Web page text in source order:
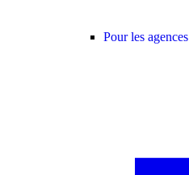
Pour les agences